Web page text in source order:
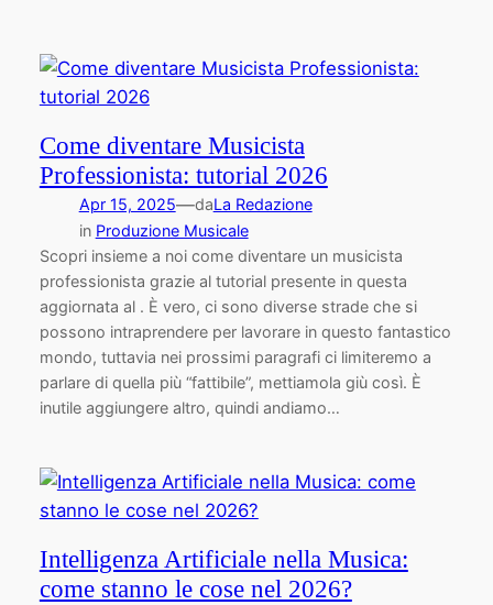
Come diventare Musicista
Professionista: tutorial 2026
Apr 15, 2025—daLa Redazione
in Produzione Musicale
Scopri insieme a noi come diventare un musicista
professionista grazie al tutorial presente in questa
aggiornata al . È vero, ci sono diverse strade che si
possono intraprendere per lavorare in questo fantastico
mondo, tuttavia nei prossimi paragrafi ci limiteremo a
parlare di quella più “fattibile”, mettiamola giù così. È
inutile aggiungere altro, quindi andiamo…
Intelligenza Artificiale nella Musica:
come stanno le cose nel 2026?